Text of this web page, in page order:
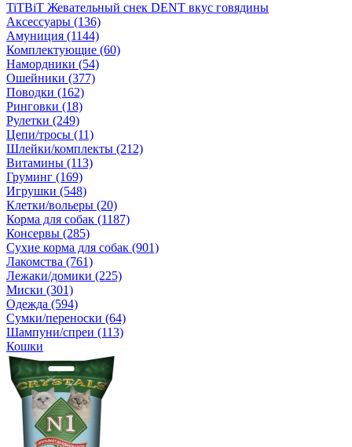
TiTBiT Жевательный снек DENT вкус говядины
Аксессуары (136)
Амуниция (1144)
Комплектующие (60)
Намордники (54)
Ошейники (377)
Поводки (162)
Ринговки (18)
Рулетки (249)
Цепи/тросы (11)
Шлейки/комплекты (212)
Витамины (113)
Груминг (169)
Игрушки (548)
Клетки/вольеры (20)
Корма для собак (1187)
Консервы (285)
Сухие корма для собак (901)
Лакомства (761)
Лежаки/домики (225)
Миски (301)
Одежда (594)
Сумки/переноски (64)
Шампуни/спреи (113)
Кошки